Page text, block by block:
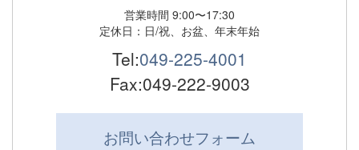
営業時間 9:00〜17:30
定休日：日/祝、お盆、年末年始
Tel:049-225-4001
Fax:049-222-9003
お問い合わせフォーム